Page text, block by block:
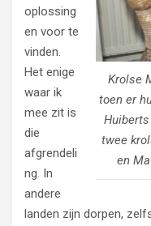
Krolse
toen er
twee
en
oplossing
en voor te
vinden.
Het enige
waar ik
mee zit is
die
afgrendeli
ng. In
andere
landen zijn dorpen,